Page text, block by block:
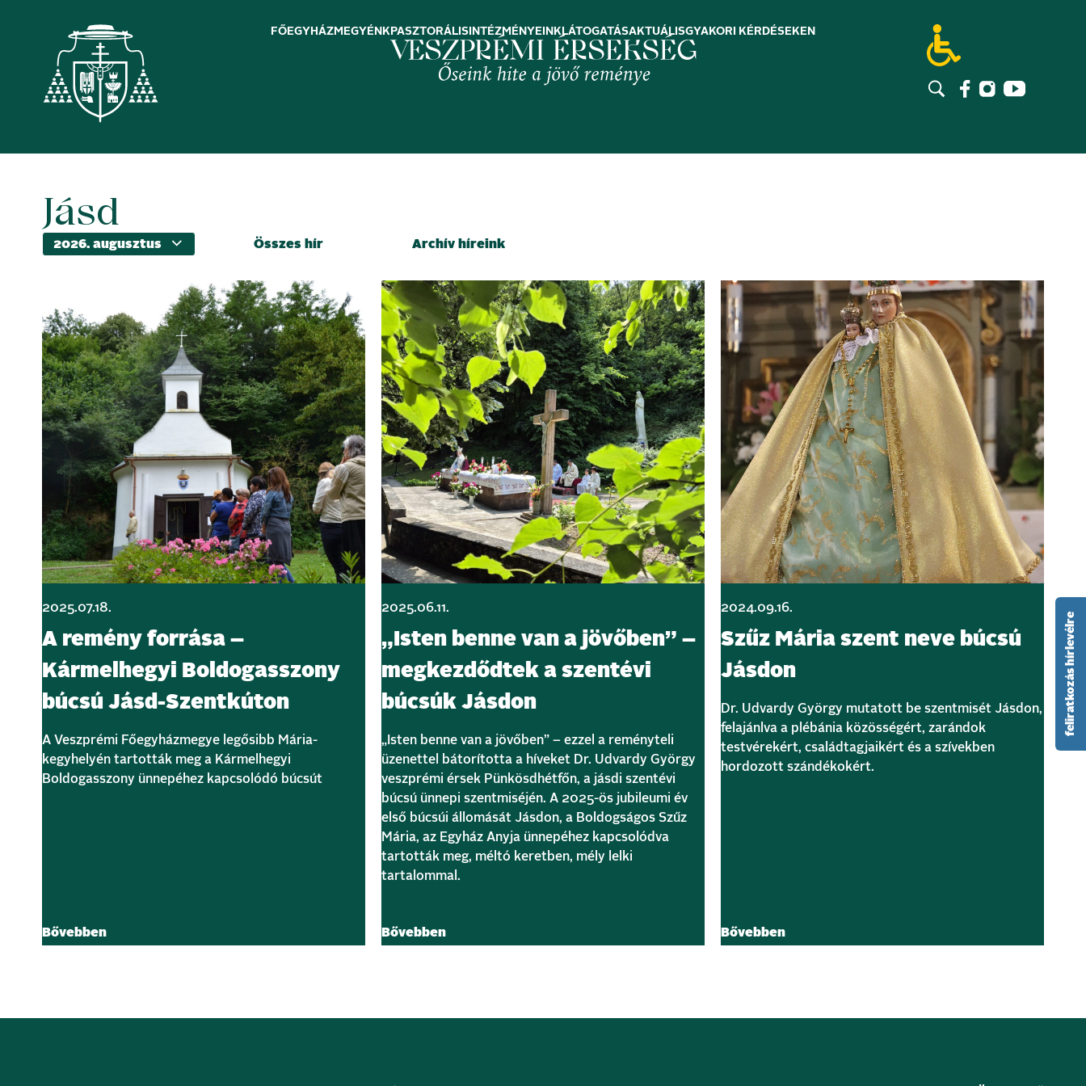
content
FŐEGYHÁZMEGYÉNK PASZTORÁLIS INTÉZMÉNYEINK LÁTOGATÁSAKTUÁLISGYAKORI KÉRDÉSEK EN
Jásd
Összes hír Archív híreink
2025.07.18.
A remény forrása –
Kármelhegyi Boldogasszony
búcsú Jásd-Szentkúton
A Veszprémi Főegyházmegye legősibb Mária-
kegyhelyén tartották meg a Kármelhegyi
Boldogasszony ünnepéhez kapcsolódó búcsút
Bővebben
2025.06.11.
„Isten benne van a jövőben” –
megkezdődtek a szentévi
búcsúk Jásdon
„Isten benne van a jövőben” – ezzel a reményteli
üzenettel bátorította a híveket Dr. Udvardy György
veszprémi érsek Pünkösdhétfőn, a jásdi szentévi
búcsú ünnepi szentmiséjén. A 2025-ös jubileumi év
első búcsúi állomását Jásdon, a Boldogságos Szűz
Mária, az Egyház Anyja ünnepéhez kapcsolódva
tartották meg, méltó keretben, mély lelki
tartalommal.
Bővebben
2024.09.16.
Szűz Mária szent neve búcsú
Jásdon
Dr. Udvardy György mutatott be szentmisét Jásdon,
felajánlva a plébánia közösségért, zarándok
testvérekért, családtagjaikért és a szívekben
hordozott szándékokért.
Bővebben
feliratkozás hírlevélre